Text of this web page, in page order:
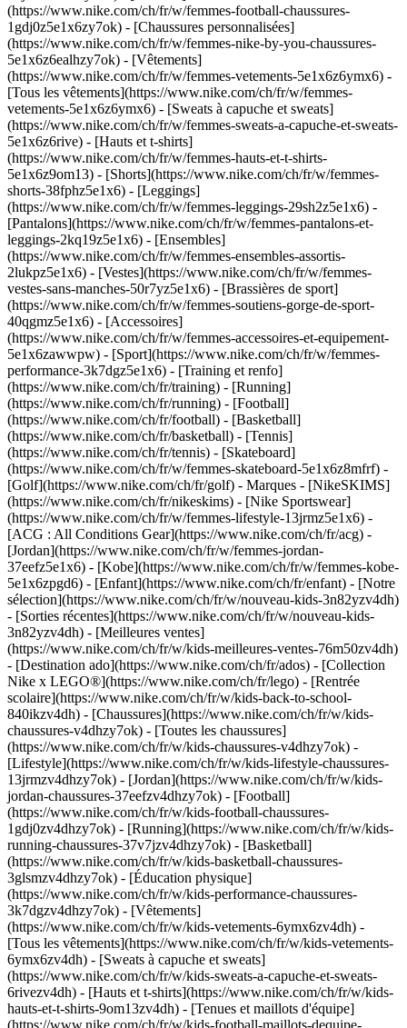
(https://www.nike.com/ch/fr/w/femmes-football-chaussures-
1gdj0z5e1x6zy7ok) - [Chaussures personnalisées]
(https://www.nike.com/ch/fr/w/femmes-nike-by-you-chaussures-
5e1x6z6ealhzy7ok) - [Vêtements]
(https://www.nike.com/ch/fr/w/femmes-vetements-5e1x6z6ymx6) -
[Tous les vêtements](https://www.nike.com/ch/fr/w/femmes-
vetements-5e1x6z6ymx6) - [Sweats à capuche et sweats]
(https://www.nike.com/ch/fr/w/femmes-sweats-a-capuche-et-sweats-
5e1x6z6rive) - [Hauts et t-shirts]
(https://www.nike.com/ch/fr/w/femmes-hauts-et-t-shirts-
5e1x6z9om13) - [Shorts](https://www.nike.com/ch/fr/w/femmes-
shorts-38fphz5e1x6) - [Leggings]
(https://www.nike.com/ch/fr/w/femmes-leggings-29sh2z5e1x6) -
[Pantalons](https://www.nike.com/ch/fr/w/femmes-pantalons-et-
leggings-2kq19z5e1x6) - [Ensembles]
(https://www.nike.com/ch/fr/w/femmes-ensembles-assortis-
2lukpz5e1x6) - [Vestes](https://www.nike.com/ch/fr/w/femmes-
vestes-sans-manches-50r7yz5e1x6) - [Brassières de sport]
(https://www.nike.com/ch/fr/w/femmes-soutiens-gorge-de-sport-
40qgmz5e1x6) - [Accessoires]
(https://www.nike.com/ch/fr/w/femmes-accessoires-et-equipement-
5e1x6zawwpw) - [Sport](https://www.nike.com/ch/fr/w/femmes-
performance-3k7dgz5e1x6) - [Training et renfo]
(https://www.nike.com/ch/fr/training) - [Running]
(https://www.nike.com/ch/fr/running) - [Football]
(https://www.nike.com/ch/fr/football) - [Basketball]
(https://www.nike.com/ch/fr/basketball) - [Tennis]
(https://www.nike.com/ch/fr/tennis) - [Skateboard]
(https://www.nike.com/ch/fr/w/femmes-skateboard-5e1x6z8mfrf) -
[Golf](https://www.nike.com/ch/fr/golf) - Marques - [NikeSKIMS]
(https://www.nike.com/ch/fr/nikeskims) - [Nike Sportswear]
(https://www.nike.com/ch/fr/w/femmes-lifestyle-13jrmz5e1x6) -
[ACG : All Conditions Gear](https://www.nike.com/ch/fr/acg) -
[Jordan](https://www.nike.com/ch/fr/w/femmes-jordan-
37eefz5e1x6) - [Kobe](https://www.nike.com/ch/fr/w/femmes-kobe-
5e1x6zpgd6) - [Enfant](https://www.nike.com/ch/fr/enfant) - [Notre
sélection](https://www.nike.com/ch/fr/w/nouveau-kids-3n82yzv4dh)
- [Sorties récentes](https://www.nike.com/ch/fr/w/nouveau-kids-
3n82yzv4dh) - [Meilleures ventes]
(https://www.nike.com/ch/fr/w/kids-meilleures-ventes-76m50zv4dh)
- [Destination ado](https://www.nike.com/ch/fr/ados) - [Collection
Nike x LEGO®](https://www.nike.com/ch/fr/lego) - [Rentrée
scolaire](https://www.nike.com/ch/fr/w/kids-back-to-school-
840ikzv4dh) - [Chaussures](https://www.nike.com/ch/fr/w/kids-
chaussures-v4dhzy7ok) - [Toutes les chaussures]
(https://www.nike.com/ch/fr/w/kids-chaussures-v4dhzy7ok) -
[Lifestyle](https://www.nike.com/ch/fr/w/kids-lifestyle-chaussures-
13jrmzv4dhzy7ok) - [Jordan](https://www.nike.com/ch/fr/w/kids-
jordan-chaussures-37eefzv4dhzy7ok) - [Football]
(https://www.nike.com/ch/fr/w/kids-football-chaussures-
1gdj0zv4dhzy7ok) - [Running](https://www.nike.com/ch/fr/w/kids-
running-chaussures-37v7jzv4dhzy7ok) - [Basketball]
(https://www.nike.com/ch/fr/w/kids-basketball-chaussures-
3glsmzv4dhzy7ok) - [Éducation physique]
(https://www.nike.com/ch/fr/w/kids-performance-chaussures-
3k7dgzv4dhzy7ok) - [Vêtements]
(https://www.nike.com/ch/fr/w/kids-vetements-6ymx6zv4dh) -
[Tous les vêtements](https://www.nike.com/ch/fr/w/kids-vetements-
6ymx6zv4dh) - [Sweats à capuche et sweats]
(https://www.nike.com/ch/fr/w/kids-sweats-a-capuche-et-sweats-
6rivezv4dh) - [Hauts et t-shirts](https://www.nike.com/ch/fr/w/kids-
hauts-et-t-shirts-9om13zv4dh) - [Tenues et maillots d'équipe]
(https://www.nike.com/ch/fr/w/kids-football-maillots-dequipe-